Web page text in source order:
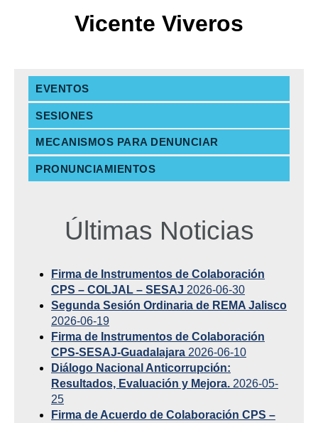
Vicente Viveros
EVENTOS
SESIONES
MECANISMOS PARA DENUNCIAR
PRONUNCIAMIENTOS
Últimas Noticias
Firma de Instrumentos de Colaboración
CPS – COLJAL – SESAJ 2026-06-30
Segunda Sesión Ordinaria de REMA Jalisco
2026-06-19
Firma de Instrumentos de Colaboración
CPS-SESAJ-Guadalajara 2026-06-10
Diálogo Nacional Anticorrupción:
Resultados, Evaluación y Mejora. 2026-05-
25
Firma de Acuerdo de Colaboración CPS –